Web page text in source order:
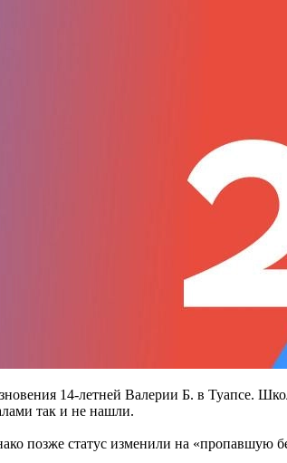
14-летней Валерии Б. в Туапсе.
так и не нашли.
позже статус изменили на